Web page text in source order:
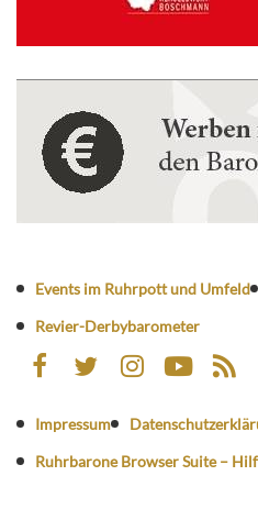
Events im Ruhrpott und Umfeld
Revier-Derbybarometer
Impressum
Ruhrbarone Browser Suite –